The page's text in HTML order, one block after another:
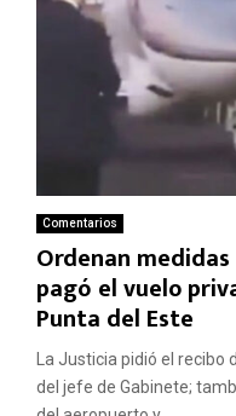
Comentarios
Ordenan
pagó el vuelo
Punta del Este
La Justicia pidió el
del jefe de Gabinete;